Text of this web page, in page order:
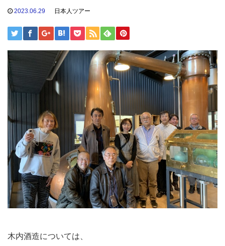
2023.06.29 日本人ツアー
木内酒造については、